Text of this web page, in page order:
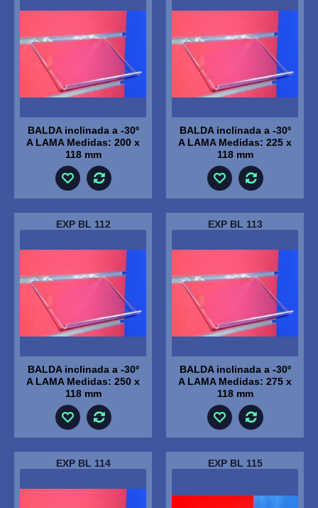
BALDA inclinada a -30º
A LAMA Medidas: 200 x
118 mm
BALDA inclinada a -30º
A LAMA Medidas: 225 x
118 mm
EXP BL 112
BALDA inclinada a -30º
A LAMA Medidas: 250 x
118 mm
EXP BL 113
BALDA inclinada a -30º
A LAMA Medidas: 275 x
118 mm
EXP BL 114 EXP BL 115